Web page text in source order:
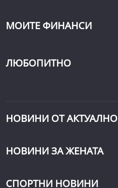
МОИТЕ ФИНАНСИ
ЛЮБОПИТНО
НОВИНИ ОТ АКТУАЛНО
НОВИНИ ЗА ЖЕНАТА
СПОРТНИ НОВИНИ